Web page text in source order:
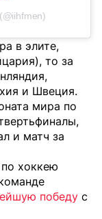
в элите,
то за
и Швеция.
мира по
и матч за
хоккею
победу с